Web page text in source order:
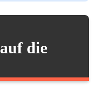
die